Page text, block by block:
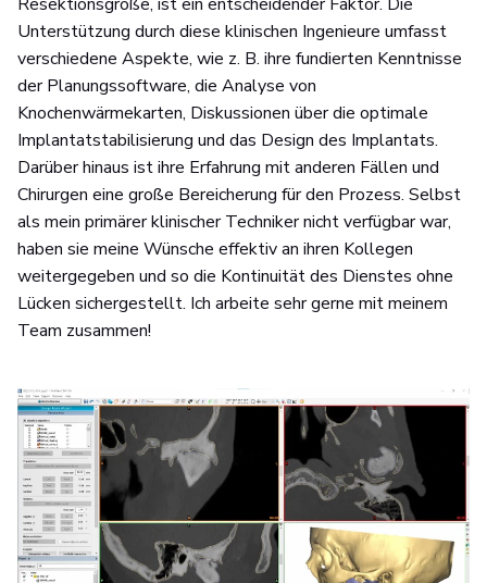
Unterstützung durch diese klinischen Ingenieure umfasst
verschiedene Aspekte, wie z. B. ihre fundierten Kenntnisse
der Planungssoftware, die Analyse von
Knochenwärmekarten, Diskussionen über die optimale
Implantatstabilisierung und das Design des Implantats.
Darüber hinaus ist ihre Erfahrung mit anderen Fällen und
Chirurgen eine große Bereicherung für den Prozess. Selbst
als mein primärer klinischer Techniker nicht verfügbar war,
haben sie meine Wünsche effektiv an ihren Kollegen
weitergegeben und so die Kontinuität des Dienstes ohne
Lücken sichergestellt. Ich arbeite sehr gerne mit meinem
Team zusammen!